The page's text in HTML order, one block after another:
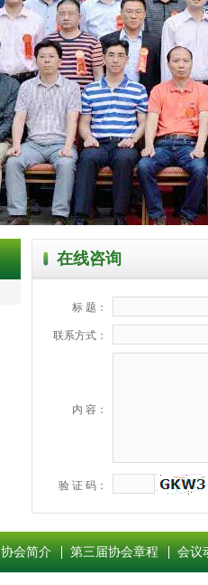
在线咨询
标 题：
联系方式：
内 容：
验 证 码：
协会简介 第三届协会章程 会议